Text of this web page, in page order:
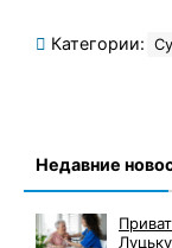
Категории:
Недавние